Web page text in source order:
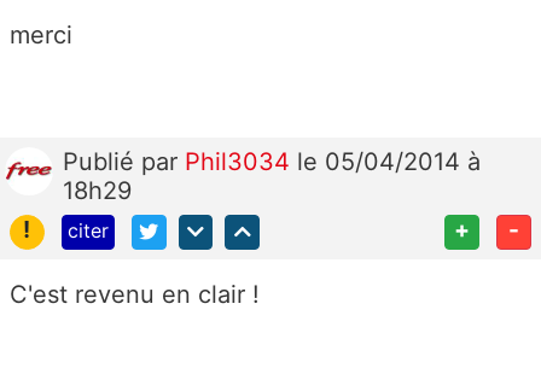
merci
Publié par Phil3034 le 05/04/2014 à
18h29
!
citer + -
C'est revenu en clair !